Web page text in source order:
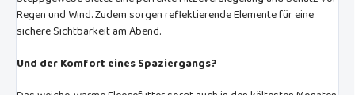
Regen und Wind. Zudem sorgen reflektierende Elemente für eine
sichere Sichtbarkeit am Abend.
Und der Komfort eines Spaziergangs?